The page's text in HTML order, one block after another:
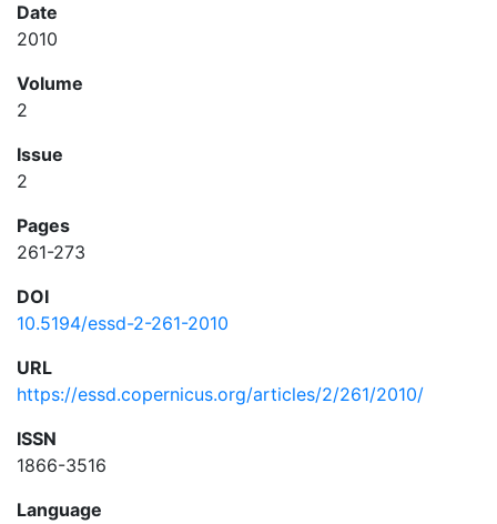
Date
2010
Volume
2
Issue
2
Pages
261-273
DOI
10.5194/essd-2-261-2010
URL
https://essd.copernicus.org/articles/2/261/2010/
ISSN
1866-3516
Language